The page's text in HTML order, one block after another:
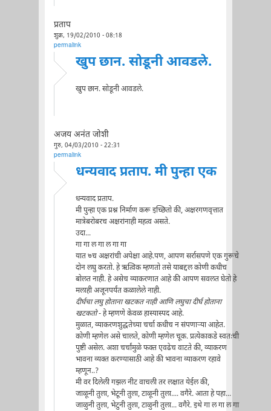
प्रताप
शुक्र, 19/02/2010 - 08:18
permalink
खुप छान. सोडूनी आवडले.
खुप छान. सोडूनी आवडले.
अजय अनंत जोशी
गुरु, 04/03/2010 - 22:31
permalink
धन्यवाद प्रताप. मी पुन्हा एक
धन्यवाद प्रताप.
मी पुन्हा एक प्रश्न निर्माण करू इच्छितो की, अक्षरगणवृत्तात
मात्रेबरोबरच अक्षरांनाही महत्व असते.
उदा...
गा गा ल गा ल गा गा
यात ७च अक्षरांची अपेक्षा आहे.पण, आपण सर्रासपणे एक गुरूचे
दोन लघु करतो. हे ऋत्विक म्हणतो तसे याबद्दल कोणी कधीच
बोलत नाही. हे असेच व्याकरणात आहे की आपण सवलत घेतो हे
मलाही अजूनपर्यंत कळालेले नाही.
दीर्घचा लघु होताना खटकत नाही आणि लघुचा दीर्घ होताना
खटकतो- हे म्हणणे केवळ हास्यास्पद आहे.
मुळात, व्याकरणशुद्धतेच्या चर्चा कधीच न संपणार्‍या आहेत.
कोणी म्हणेल असे चालते, कोणी म्हणेल चूक. प्रत्येकाकडे स्वतःची
पुष्टी असेल. अशा चर्चांमुळे फक्त एवढेच वाटते की, व्याकरण
भावना व्यक्त करण्यासाठी आहे की भावना व्याकरण रहावे
म्हणून..?
मी वर दिलेली गझल नीट वाचली तर लक्षात येईल की,
जाळूनी तुला, भेटूनी तुला, टाळूनी तुला.... वगैरे. आता हे पहा...
जाळुनी तुला, भेटुनी तुला, टाळुनी तुला... वगैरे. इथे गा ल गा ल गा